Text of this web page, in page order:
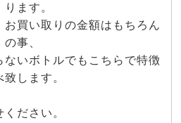
ります。
お買い取りの金額はもちろん
の事、
ないボトルでもこちらで特徴
します。
ださい。